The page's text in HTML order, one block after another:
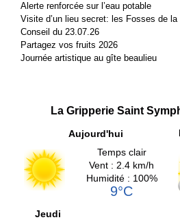
Alerte renforcée sur l’eau potable
Visite d’un lieu secret: les Fosses de la
Conseil du 23.07.26
Partagez vos fruits 2026
Journée artistique au gîte beaulieu
La Gripperie Saint
Aujourd'hui
Temps clair
Vent : 2.4 km/h
Humidité : 100%
9°C
Jeudi